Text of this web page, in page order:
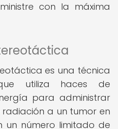
con la máxima
es una técnica
utiliza haces de
para administrar
a un tumor en
un número limitado de